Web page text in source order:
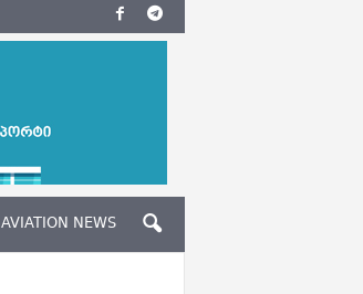
AVIATION NEWS